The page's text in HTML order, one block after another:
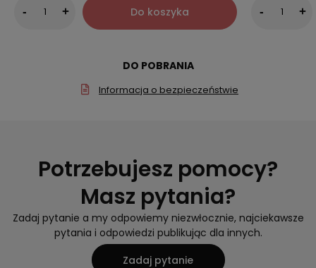
- + Do koszyka - +
DO POBRANIA
Informacja o bezpieczeństwie
Potrzebujesz pomocy?
Masz pytania?
Zadaj pytanie a my odpowiemy niezwłocznie, najciekawsze
pytania i odpowiedzi publikując dla innych.
Zadaj pytanie